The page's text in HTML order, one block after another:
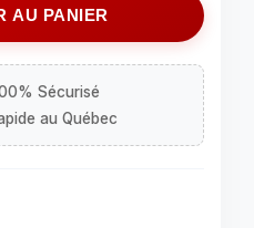
AU PANIER